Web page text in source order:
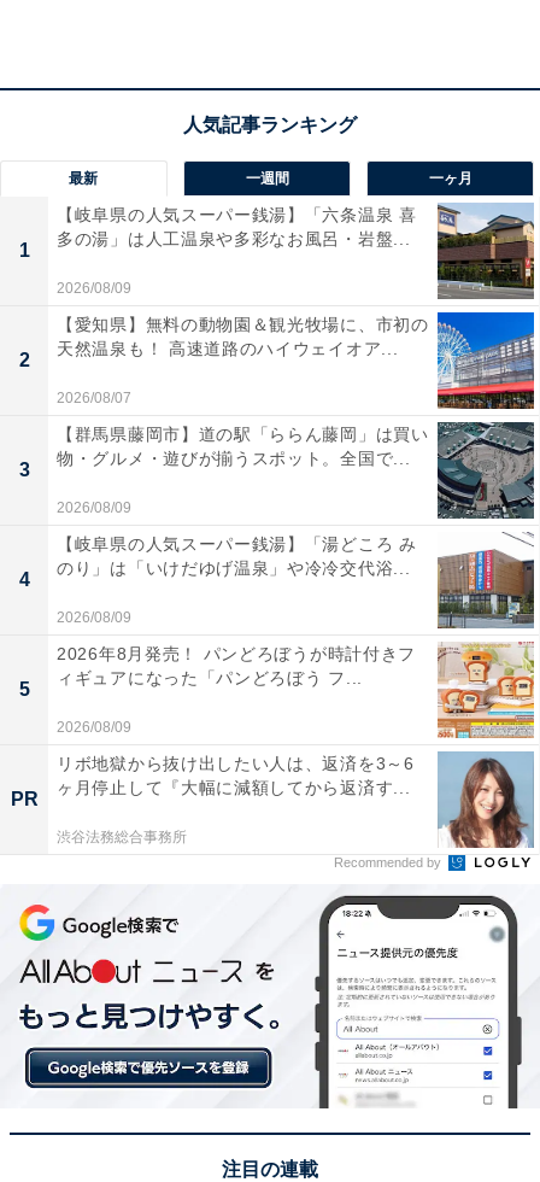
はんを食べる時はごはんもおかずもチンしたらそのまま
ラップを皿代わりにして食べています。納豆に関して
は、お皿に移し替えるなんて発想がそもそもないです。
実家でも納豆が移し替えられていたことなんてありませ
ラップをお皿にする手があったとは！ 納豆の容器をその
まま使う「手抜きワザ」は、共感してくれる人が多いか
もしれません。一方、納豆をお皿に移し替える人の中に
は、こんな工夫で洗い物の手間を省く人もいました。
「親の私はキッチンでかきこんで食事を済ませるため、
納豆ごはんを食べた終えたばかりの茶碗に味噌汁を投
入。そうすると、茶碗にくっついた納豆のネバネバやご
はんつぶがキレイにとれて、余洗いの手間を省けるから
です。さすがに子どもたちには、お茶碗と汁碗は別々で
最新 一週間 一ヶ月
1
【岐阜県の人気スーパー銭湯】「六条温泉 喜
多の湯」は人工温泉や多彩なお風呂・岩盤...
2026/08/09
2
【愛知県】無料の動物園＆観光牧場に、市初の
天然温泉も！ 高速道路のハイウェイオア...
2026/08/07
3
【群馬県藤岡市】道の駅「ららん藤岡」は買い
物・グルメ・遊びが揃うスポット。全国で...
2026/08/09
4
【岐阜県の人気スーパー銭湯】「湯どころ み
のり」は「いけだゆげ温泉」や冷冷交代浴...
2026/08/09
5
2026年8月発売！ パンどろぼうが時計付きフ
ィギュアになった「パンどろぼう フ...
2026/08/09
PR
リボ地獄から抜け出したい人は、返済を3～6
ヶ月停止して『大幅に減額してから返済す...
渋谷法務総合事務所
Recommended by
注目の連載